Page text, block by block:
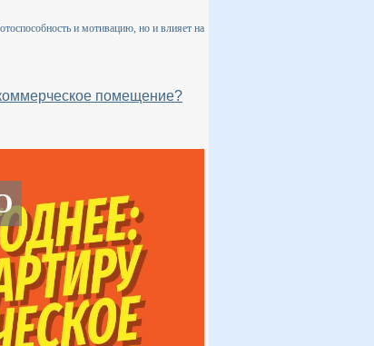
и мотивацию, но и влияет на
помещение?